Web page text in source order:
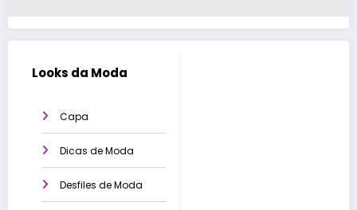
Looks da Moda
Capa
Dicas de Moda
Desfiles de Moda